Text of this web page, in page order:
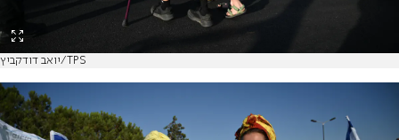
יואב דודקביץ/TPS